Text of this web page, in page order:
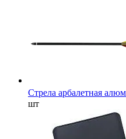
Стрела арбалетная
шт